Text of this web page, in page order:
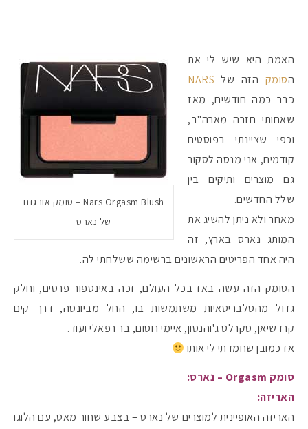
Nars Orgasm Blush – סומק אורגזם
של נארס
האמת היא שיש לי את
הסומק הזה של NARS
כבר כמה חודשים, מאז
שאחותי חזרה מארה"ב,
וכפי שציינתי בפוסטים
קודמים, אני מנסה לסקור
גם מוצרים ותיקים בין
שלל החדשים.
מאחר ולא ניתן להשיג את
המותג נארס בארץ, זה
היה אחד הפריטים הראשונים ברשימה ששלחתי לה.
הסומק הזה עשה באז בכל העולם, זכה באינספור פרסים, וחלק
גדול מהסלבריטאיות משתמשות בו, החל מביונסה, דרך קים
קרדשיאן, סקרלט ג'והנסון, איימי רוסום, בר רפאלי ועוד.
אז כמובן שחמדתי לי אותו
סומק Orgasm – נארס:
האריזה:
האריזה האופיינית למוצרים של נארס – בצבע שחור מאט, עם הלוגו